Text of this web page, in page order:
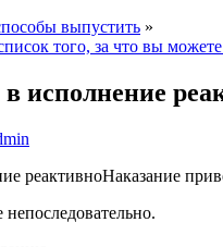
выпустить »
того, за что вы
исполнение
Наказание